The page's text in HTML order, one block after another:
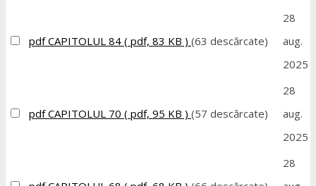
pdf CAPITOLUL 84 ( pdf, 83 KB ) (63 descărcate)
28
aug.
2025
pdf CAPITOLUL 70 ( pdf, 95 KB ) (57 descărcate)
28
aug.
2025
28